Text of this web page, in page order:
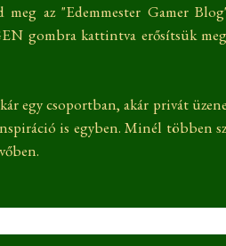
az "Edemmester Gamer
gombra kattintva erősítsük
egy csoportban, akár privát
is egyben. Minél többen